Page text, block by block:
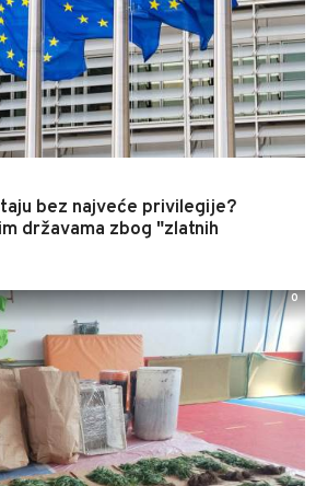
bez najveće privilegije?
državama zbog "zlatnih
0